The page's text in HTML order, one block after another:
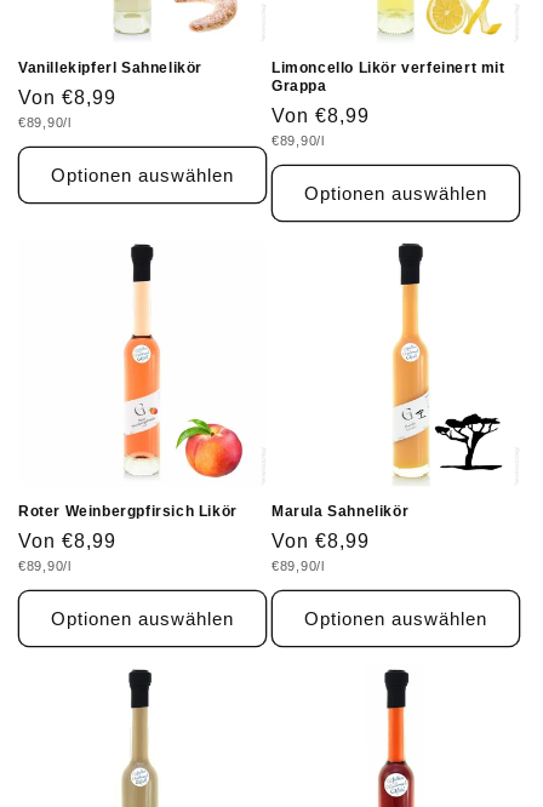
Vanillekipferl Sahnelikör
Normaler
Preis
Von €8,99
Grundpreis
€89,90/l
Optionen auswählen
Limoncello Likör verfeinert mit
Grappa
Normaler
Preis
Von €8,99
Grundpreis
€89,90/l
Optionen auswählen
Roter Weinbergpfirsich Likör
Normaler
Preis
Von €8,99
Grundpreis
€89,90/l
Optionen auswählen
Marula Sahnelikör
Normaler
Preis
Von €8,99
Grundpreis
€89,90/l
Optionen auswählen